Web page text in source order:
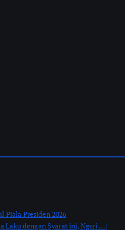
Piala Presiden 2026
Laku dengan Syarat ini, Ngeri …!